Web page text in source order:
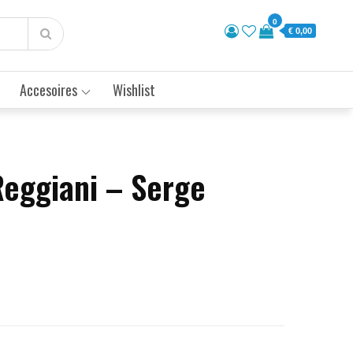
0
€ 0,00
Accesoires Wishlist
– Serge